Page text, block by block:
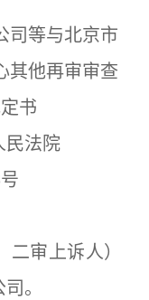
司等与北京市
其他再审审查
书
法院
号
审上诉人）
。